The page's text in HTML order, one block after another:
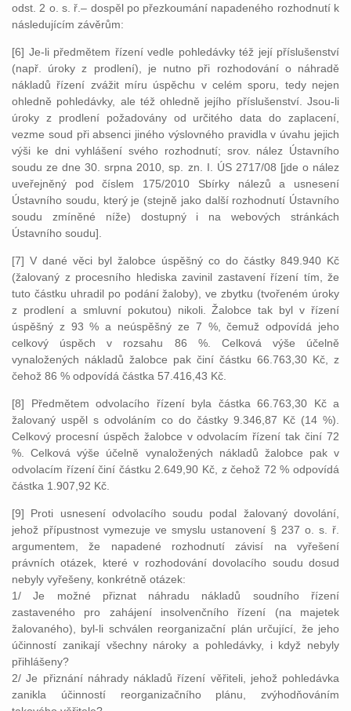
odst. 2 o. s. ř.– dospěl po přezkoumání napadeného rozhodnutí k
následujícím závěrům:
[6] Je-li předmětem řízení vedle pohledávky též její příslušenství
(např. úroky z prodlení), je nutno při rozhodování o náhradě
nákladů řízení zvážit míru úspěchu v celém sporu, tedy nejen
ohledně pohledávky, ale též ohledně jejího příslušenství. Jsou-li
úroky z prodlení požadovány od určitého data do zaplacení,
vezme soud při absenci jiného výslovného pravidla v úvahu jejich
výši ke dni vyhlášení svého rozhodnutí; srov. nález Ústavního
soudu ze dne 30. srpna 2010, sp. zn. I. ÚS 2717/08 [jde o nález
uveřejněný pod číslem 175/2010 Sbírky nálezů a usnesení
Ústavního soudu, který je (stejně jako další rozhodnutí Ústavního
soudu zmíněné níže) dostupný i na webových stránkách
Ústavního soudu].
[7] V dané věci byl žalobce úspěšný co do částky 849.940 Kč
(žalovaný z procesního hlediska zavinil zastavení řízení tím, že
tuto částku uhradil po podání žaloby), ve zbytku (tvořeném úroky
z prodlení a smluvní pokutou) nikoli. Žalobce tak byl v řízení
úspěšný z 93 % a neúspěšný ze 7 %, čemuž odpovídá jeho
celkový úspěch v rozsahu 86 %. Celková výše účelně
vynaložených nákladů žalobce pak činí částku 66.763,30 Kč, z
čehož 86 % odpovídá částka 57.416,43 Kč.
[8] Předmětem odvolacího řízení byla částka 66.763,30 Kč a
žalovaný uspěl s odvoláním co do částky 9.346,87 Kč (14 %).
Celkový procesní úspěch žalobce v odvolacím řízení tak činí 72
%. Celková výše účelně vynaložených nákladů žalobce pak v
odvolacím řízení činí částku 2.649,90 Kč, z čehož 72 % odpovídá
částka 1.907,92 Kč.
[9] Proti usnesení odvolacího soudu podal žalovaný dovolání,
jehož přípustnost vymezuje ve smyslu ustanovení § 237 o. s. ř.
argumentem, že napadené rozhodnutí závisí na vyřešení
právních otázek, které v rozhodování dovolacího soudu dosud
nebyly vyřešeny, konkrétně otázek:
1/ Je možné přiznat náhradu nákladů soudního řízení
zastaveného pro zahájení insolvenčního řízení (na majetek
žalovaného), byl-li schválen reorganizační plán určující, že jeho
účinností zanikají všechny nároky a pohledávky, i když nebyly
přihlášeny?
2/ Je přiznání náhrady nákladů řízení věřiteli, jehož pohledávka
zanikla účinností reorganizačního plánu, zvýhodňováním